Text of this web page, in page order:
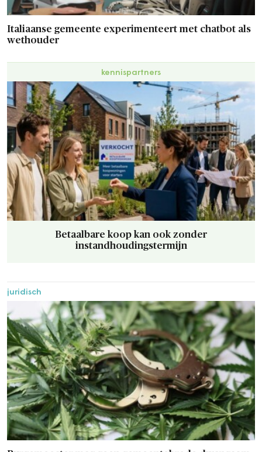
Italiaanse gemeente experimenteert met chatbot als
wethouder
kennispartners
Betaalbare koop kan ook zonder
instandhoudingstermijn
juridisch